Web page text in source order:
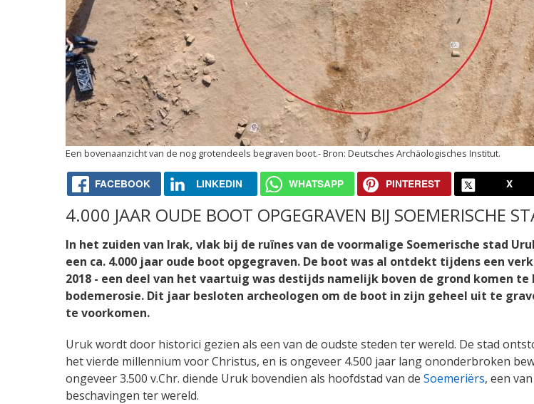
Een bovenaanzicht van de nog grotendeels begraven boot. Deutsches Archäologisches Institut.
FACEBOOK LINKEDIN WHATSAPP PINTEREST X
4.000 JAAR OUDE BOOT OPGEGRAVEN BIJ SOEMERISCHE
In het zuiden van Irak, vlak bij de ruïnes van de voormalige Soemerische stad
een ca. 4.000 jaar oude boot opgegraven. De boot was al ontdekt tijdens een
2018 - een deel van het vaartuig was destijds namelijk boven de grond komen
bodemerosie. Dit jaar besloten archeologen om de boot in zijn geheel uit te
te voorkomen.
Uruk wordt door historici gezien als een van de oudste steden ter wereld. De stad
het vierde millennium voor Christus, en is ongeveer 4.500 jaar lang ononderbroken
ongeveer 3.500 v.Chr. diende Uruk bovendien als hoofdstad van de Soemeriërs, een
beschavingen ter wereld.